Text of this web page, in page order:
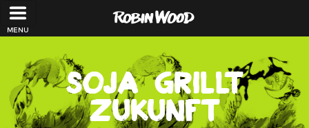
Direkt zum Inhalt
Soja grillt
Zukunft